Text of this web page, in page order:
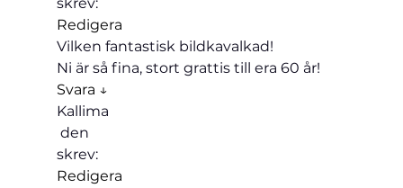
Redigera
Vilken fantastisk bildkavalkad!
Ni är så fina, stort grattis till era 60 år!
Svara ↓
Kallima
den
skrev:
Redigera